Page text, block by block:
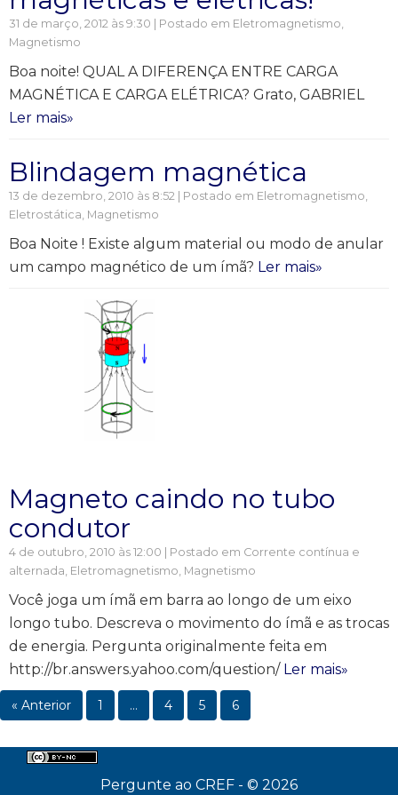
31 de março, 2012 às 9:30 | Postado em Eletromagnetismo,
Magnetismo
Boa noite! QUAL A DIFERENÇA ENTRE CARGA
MAGNÉTICA E CARGA ELÉTRICA? Grato, GABRIEL
Ler mais»
Blindagem magnética
13 de dezembro, 2010 às 8:52 | Postado em Eletromagnetismo,
Eletrostática, Magnetismo
Boa Noite ! Existe algum material ou modo de anular
um campo magnético de um ímã? Ler mais»
Magneto caindo no tubo
condutor
4 de outubro, 2010 às 12:00 | Postado em Corrente contínua e
alternada, Eletromagnetismo, Magnetismo
Você joga um ímã em barra ao longo de um eixo
longo tubo. Descreva o movimento do ímã e as trocas
de energia. Pergunta originalmente feita em
http://br.answers.yahoo.com/question/ Ler mais»
« Anterior 1 … 4 5 6
Pergunte ao CREF - © 2026